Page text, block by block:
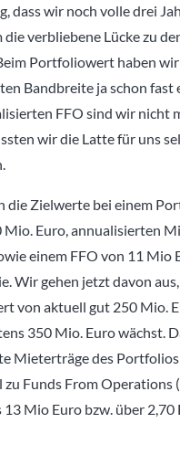
dass wir noch volle drei
verbliebene Lücke zu
Portfoliowert haben
Bandbreite ja schon fast
FFO sind wir nicht
wir die Latte für uns
die Zielwerte bei einem
Mio. Euro, annualisierten
einem FFO von 11 Mio
Wir gehen jetzt davon
von aktuell gut 250 Mio.
350 Mio. Euro wächst.
Mieterträge des
zu Funds From Operations
13 Mio Euro bzw. über 2,70